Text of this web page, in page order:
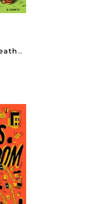
The Life and Death of Fritz the Cat